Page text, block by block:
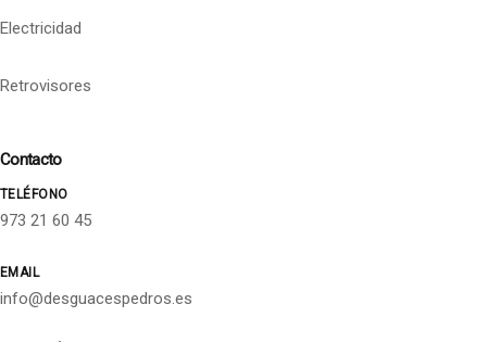
Electricidad
Retrovisores
Contacto
TELÉFONO
973 21 60 45
EMAIL
info@desguacespedros.es